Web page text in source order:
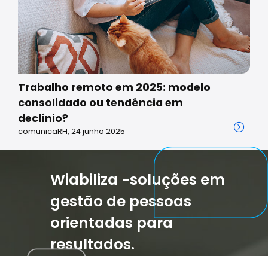
Trabalho remoto em 2025: modelo
consolidado ou tendência em
declínio?
comunicaRH, 24 junho 2025
Wiabiliza -soluções em
gestão de pessoas
orientadas para
resultados.